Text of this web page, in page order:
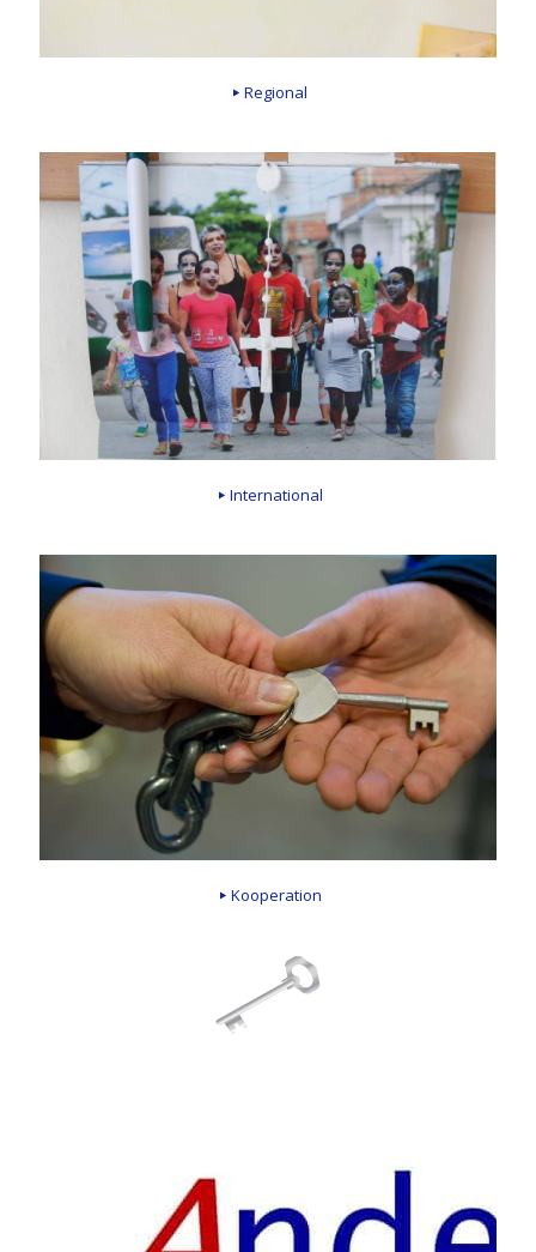
Regional
International
Kooperation